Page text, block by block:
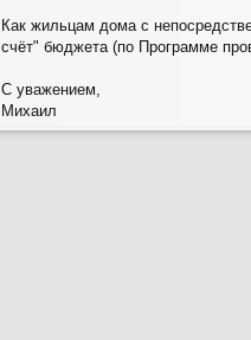
е
Как жильцам дома с
счёт" бюджета (по Программе
С уважением,
Михаил